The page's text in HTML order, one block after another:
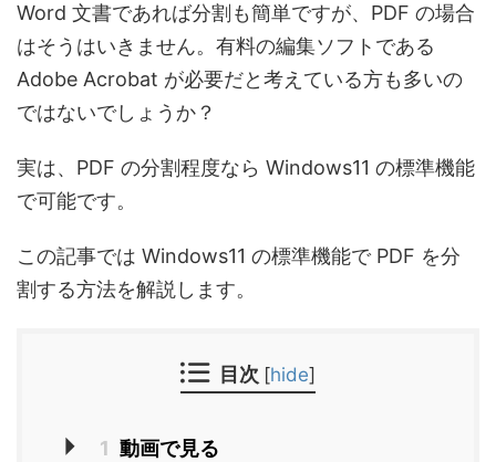
Word 文書であれば分割も簡単ですが、PDF の場合
はそうはいきません。有料の編集ソフトである
Adobe Acrobat が必要だと考えている方も多いの
ではないでしょうか？
実は、PDF の分割程度なら Windows11 の標準機能
で可能です。
この記事では Windows11 の標準機能で PDF を分
割する方法を解説します。
目次 [hide]
1 動画で見る